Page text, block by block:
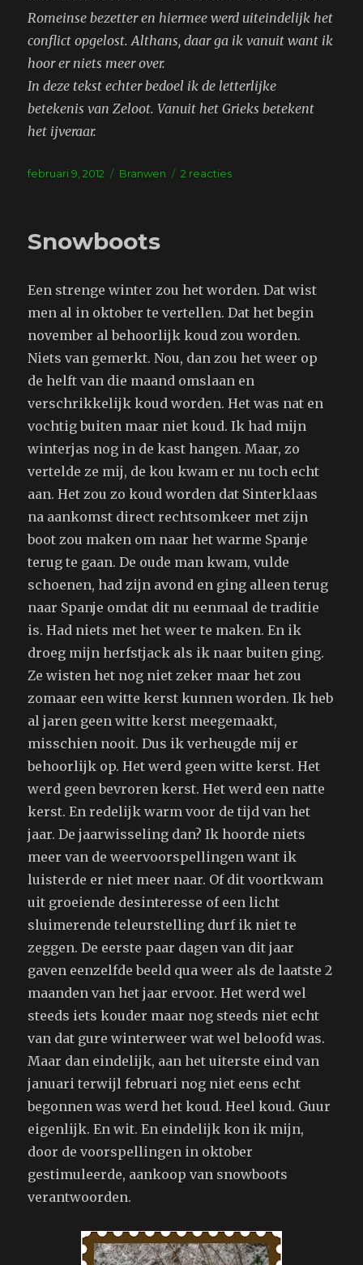
Romeinse bezetter en hiermee werd uiteindelijk het
conflict opgelost. Althans, daar ga ik vanuit want ik
hoor er niets meer over.
In deze tekst echter bedoel ik de letterlijke
betekenis van Zeloot. Vanuit het Grieks betekent
het ijveraar.
Geplaatst
februari 9, 2012 Tags
Branwen 2 reactiesop
Snowboots
Een strenge winter zou het worden. Dat wist
men al in oktober te vertellen. Dat het begin
november al behoorlijk koud zou worden.
Niets van gemerkt. Nou, dan zou het weer op
de helft van die maand omslaan en
verschrikkelijk koud worden. Het was nat en
vochtig buiten maar niet koud. Ik had mijn
winterjas nog in de kast hangen. Maar, zo
vertelde ze mij, de kou kwam er nu toch echt
aan. Het zou zo koud worden dat Sinterklaas
na aankomst direct rechtsomkeer met zijn
boot zou maken om naar het warme Spanje
terug te gaan. De oude man kwam, vulde
schoenen, had zijn avond en ging alleen terug
naar Spanje omdat dit nu eenmaal de traditie
is. Had niets met het weer te maken. En ik
droeg mijn herfstjack als ik naar buiten ging.
Ze wisten het nog niet zeker maar het zou
zomaar een witte kerst kunnen worden. Ik heb
al jaren geen witte kerst meegemaakt,
misschien nooit. Dus ik verheugde mij er
behoorlijk op. Het werd geen witte kerst. Het
werd geen bevroren kerst. Het werd een natte
kerst. En redelijk warm voor de tijd van het
jaar. De jaarwisseling dan? Ik hoorde niets
meer van de weervoorspellingen want ik
luisterde er niet meer naar. Of dit voortkwam
uit groeiende desinteresse of een licht
sluimerende teleurstelling durf ik niet te
zeggen. De eerste paar dagen van dit jaar
gaven eenzelfde beeld qua weer als de laatste 2
maanden van het jaar ervoor. Het werd wel
steeds iets kouder maar nog steeds niet echt
van dat gure winterweer wat wel beloofd was.
Maar dan eindelijk, aan het uiterste eind van
januari terwijl februari nog niet eens echt
begonnen was werd het koud. Heel koud. Guur
eigenlijk. En wit. En eindelijk kon ik mijn,
door de voorspellingen in oktober
gestimuleerde, aankoop van snowboots
verantwoorden.